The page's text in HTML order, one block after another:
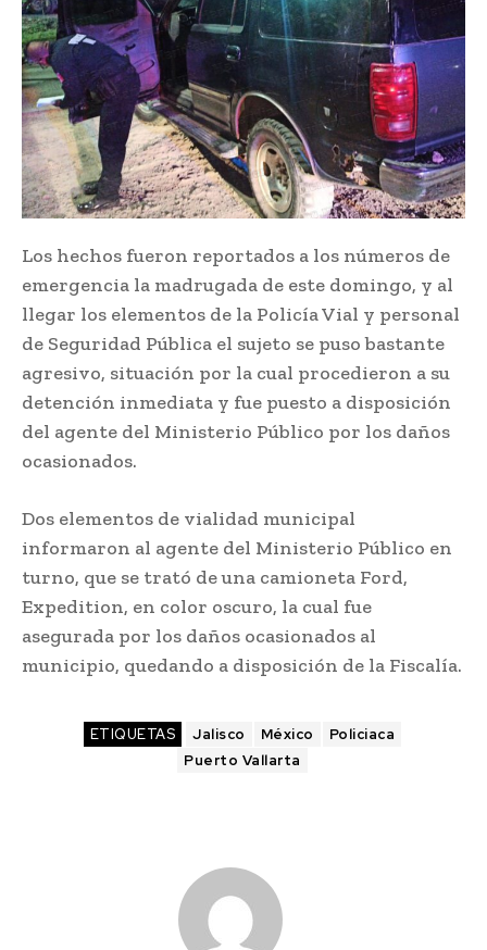
Los hechos fueron reportados a los números de
emergencia la madrugada de este domingo, y al
llegar los elementos de la Policía Vial y personal
de Seguridad Pública el sujeto se puso bastante
agresivo, situación por la cual procedieron a su
detención inmediata y fue puesto a disposición
del agente del Ministerio Público por los daños
ocasionados.
Dos elementos de vialidad municipal
informaron al agente del Ministerio Público en
turno, que se trató de una camioneta Ford,
Expedition, en color oscuro, la cual fue
asegurada por los daños ocasionados al
municipio, quedando a disposición de la Fiscalía.
ETIQUETAS Jalisco México
Policiaca
Puerto Vallarta